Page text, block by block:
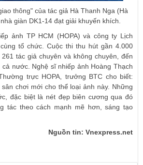
thông" của tác giả Hà Thanh Nga (Hà
giàn DK1-14 đạt giải khuyến khích.
ảnh TP HCM (HOPA) và công ty Lịch
tổ chức. Cuộc thi thu hút gần 4.000
tác giả chuyên và không chuyên, đến
nước. Nghệ sĩ nhiếp ảnh Hoàng Thạch
trực HOPA, trưởng BTC cho biết:
chơi mới cho thể loại ảnh này. Những
đặc biệt là nét đẹp biên cương qua đó
tác theo cách mạnh mẽ hơn, sáng tạo
Nguồn tin: Vnexpress.net